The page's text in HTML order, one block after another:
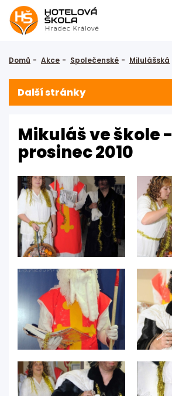
Domů Akce Společenské Milulášská
Další stránky
Mikuláš ve škole -
prosinec 2010